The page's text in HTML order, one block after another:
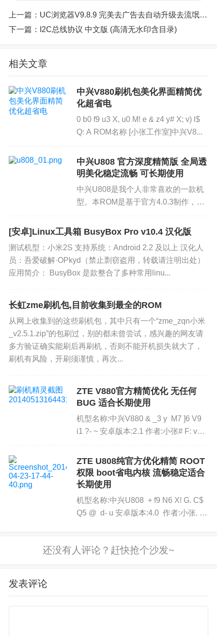
上一篇： UC浏览器V9.8.9 完美去广告去自动升级去流氓权限
下一篇：
I2C总线协议 中文版 (高清无水印含目录)
相关文章
中兴V880刷机包美化界面精简优
化超省电
0 b0 f9 u3 X, u0 M! e & z4 y# X; v) l$
Q: A ROM名称 [小张工作室]中兴V8...
中兴U808 官方深度精简版 全局透
明美化稳定流畅 可长期使用
中兴U808是我个人非常喜欢的一款机
型。本ROM是基于官方4.0.3制作，在
星风格，删除了大部分没有实际用途的
统分配更多内存供主固件...
[安卓]Linux工具箱 BusyBox Pro v10.4 汉化版
测试机型：小米2S 支持系统：Android 2.2 及以上 汉化人
员：吾爱破解·OPkyd（禁止剽窃盗用，转载请注明出处）
应用简介： BusyBox 是款整合了多种常用linu...
长虹zme刷机包,目前收集到最全的ROM
从网上收集到的这些刷机包，其中只有一个“zme_zqn小米
_v2.5.1.zip”的包刷过，别的都未曾尝试，感兴趣的网友请
多方验证确实能刷后再刷机，否则不能开机损失就大了，
刷机有风险，开刷须谨慎，再次...
ZTE V880官方精简优化 无任何
BUG 适合长期使用
机型名称:中兴V880 & _3 y M7 ]6 V9
i1 ?- ~ 安卓版本:2.1 作者:小张# F: v#
ZTE U808纯官方优化精简 ROOT
权限 boot省电内核 流畅稳定适合
长期使用
机型名称:中兴U808 + f9 N6 X! G. C$
Q5 @ d- u 安卓版本:4.0 作者:小张. `)
发表评论